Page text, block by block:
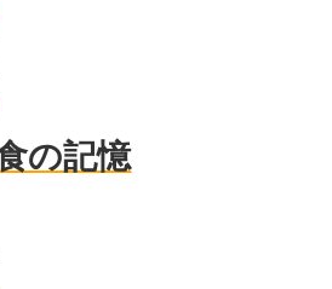
の記憶